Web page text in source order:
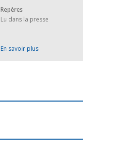
Repères
Lu dans la presse
En savoir plus